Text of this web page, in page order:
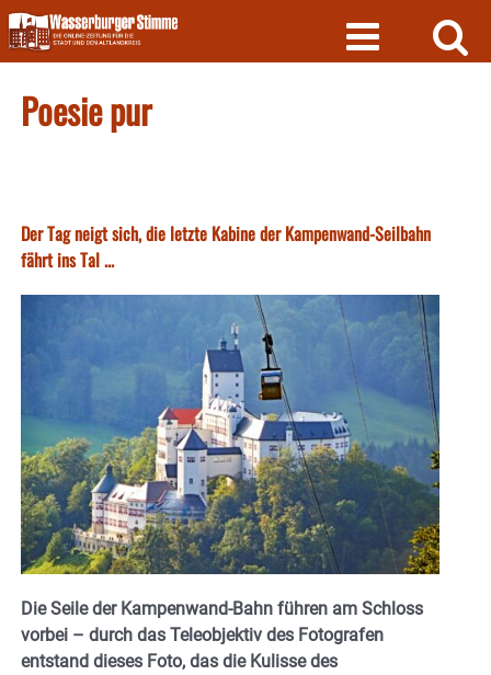
Skip
to
content
Poesie pur
Der Tag neigt sich, die letzte Kabine der Kampenwand-Seilbahn
fährt ins Tal ...
Die Seile der Kampenwand-Bahn führen am Schloss
vorbei – durch das Teleobjektiv des Fotografen
entstand dieses Foto, das die Kulisse des